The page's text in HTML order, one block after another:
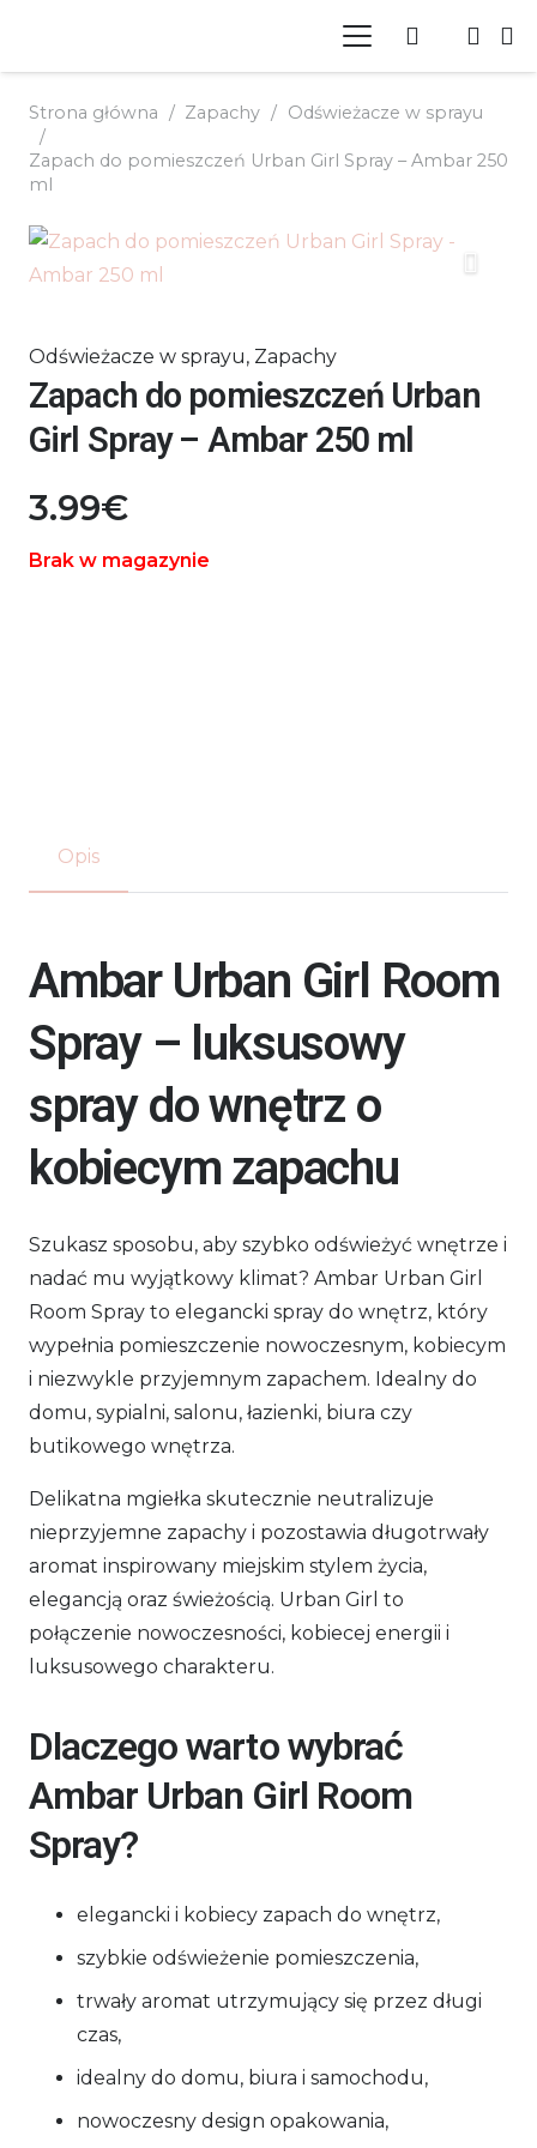
Strona główna / Zapachy / Odświeżacze w sprayu
/
Zapach do pomieszczeń Urban Girl Spray – Ambar 250
ml
Odświeżacze w sprayu, Zapachy
Zapach do pomieszczeń Urban
Girl Spray – Ambar 250 ml
3.99€
Brak w magazynie
Opis
Ambar Urban Girl Room
Spray – luksusowy
spray do wnętrz o
kobiecym zapachu
Szukasz sposobu, aby szybko odświeżyć wnętrze i
nadać mu wyjątkowy klimat? Ambar Urban Girl
Room Spray to elegancki spray do wnętrz, który
wypełnia pomieszczenie nowoczesnym, kobiecym
i niezwykle przyjemnym zapachem. Idealny do
domu, sypialni, salonu, łazienki, biura czy
butikowego wnętrza.
Delikatna mgiełka skutecznie neutralizuje
nieprzyjemne zapachy i pozostawia długotrwały
aromat inspirowany miejskim stylem życia,
elegancją oraz świeżością. Urban Girl to
połączenie nowoczesności, kobiecej energii i
luksusowego charakteru.
Dlaczego warto wybrać
Ambar Urban Girl Room
Spray?
elegancki i kobiecy zapach do wnętrz,
szybkie odświeżenie pomieszczenia,
trwały aromat utrzymujący się przez długi
czas,
idealny do domu, biura i samochodu,
nowoczesny design opakowania,